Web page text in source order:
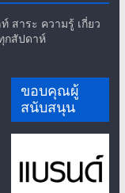
สาระ ความรู้ เกี่ยว
กสัปดาห์
ขอบคุณผู้
สนับสนุน